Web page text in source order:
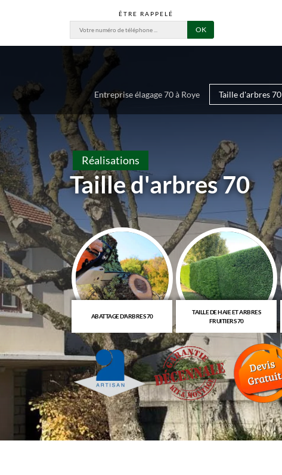
ÊTRE RAPPELÉ
Entreprise élagage 70 à Roye Taille d'arbres 70
Réalisations
Taille d'arbres 70
D'ARBRES 70 ABATTAGE D'ARBRES 70
TAILLE DE HAIE ET ARBRES
FRUITIERS 70